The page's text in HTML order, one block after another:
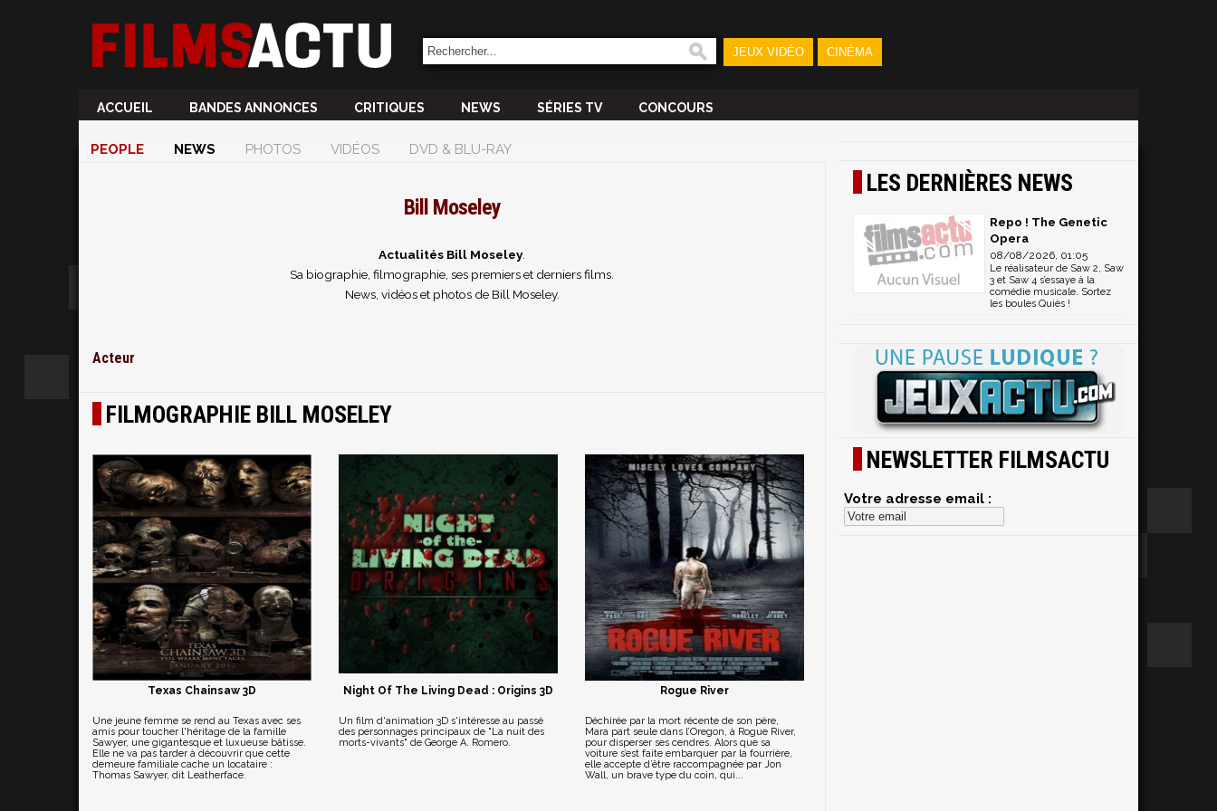
JEUX VIDÉO CINÉMA
ACCUEIL BANDES ANNONCES CRITIQUES NEWS SÉRIES TV CONCOURS
PEOPLE NEWS PHOTOS VIDÉOS DVD & BLU-RAY
Bill Moseley
Actualités Bill Moseley.
Sa biographie, filmographie, ses premiers et derniers films.
News, vidéos et photos de Bill Moseley.
Acteur
FILMOGRAPHIE BILL MOSELEY
Texas Chainsaw 3D
Une jeune femme se rend au Texas avec ses
amis pour toucher l'héritage de la famille
Sawyer, une gigantesque et luxueuse bâtisse.
Elle ne va pas tarder à découvrir que cette
demeure familiale cache un locataire :
Thomas Sawyer, dit Leatherface.
Night Of The Living Dead : Origins 3D
Un film d'animation 3D s'intéresse au passé
des personnages principaux de "La nuit des
morts-vivants" de George A. Romero.
Rogue River
Déchirée par la mort récente de son père,
Mara part seule dans l’Oregon, à Rogue River,
pour disperser ses cendres. Alors que sa
voiture s’est faite embarquer par la fourrière,
elle accepte d’être raccompagnée par Jon
Wall, un brave type du coin, qui...
LES DERNIÈRES NEWS
Repo ! The Genetic
Opera
08/08/2026, 01:05
Le réalisateur de Saw 2, Saw
3 et Saw 4 s’essaye à la
comédie musicale. Sortez
les boules Quiès !
NEWSLETTER FILMSACTU
Votre adresse email :